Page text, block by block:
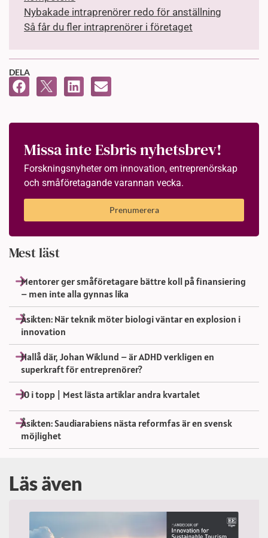
Nybakade intraprenörer redo för anställning
Så får du fler intraprenörer i företaget
DELA
Missa inte Esbris nyhetsbrev!
Forskningsnyheter om innovation, entreprenörskap
och småföretagande varannan vecka.
Prenumerera
Mest läst
Mentorer ger småföretagare bättre koll på finansiering
– men inte alla gynnas lika
Åsikten: När teknik möter biologi väntar en explosion i
innovation
Hallå där, Johan Wiklund – är ADHD verkligen en
superkraft för entreprenörer?
10 i topp | Mest lästa artiklar andra kvartalet
Åsikten: Saudiarabiens nästa reformfas är en svensk
möjlighet
Läs även